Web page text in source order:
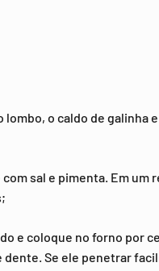
o caldo de galinha
sal e pimenta. Em um
e coloque no forno por
Se ele penetrar